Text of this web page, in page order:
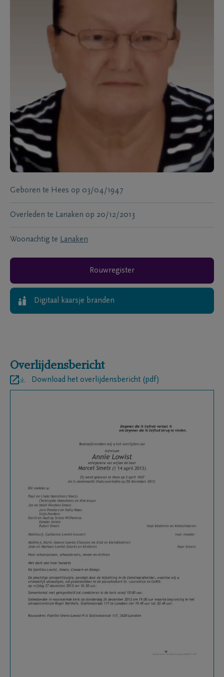
Geboren te Hees op 03/04/1947
Overleden te Lanaken op 20/12/2013
Woonachtig te Lanaken
Rouwregister
Digitaal kaarsje branden
Overlijdensbericht
Download het overlijdensbericht (pdf)